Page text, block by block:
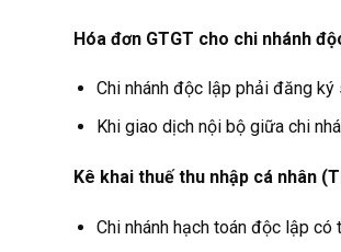
Hóa đơn GTGT cho chi nhánh
Chi nhánh độc lập phải đăng
Khi giao dịch nội bộ giữa chi
Kê khai thuế thu nhập cá nhân
Chi nhánh hạch toán độc lập có